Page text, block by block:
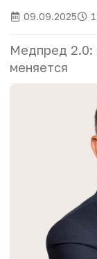
09.09.2025
Медпред 2.0:
меняется